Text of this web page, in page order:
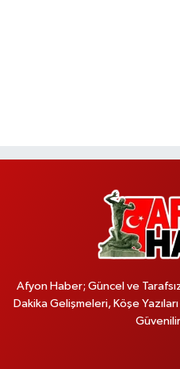
Afyon Haber; Güncel ve
Dakika Gelişmeleri, Köşe